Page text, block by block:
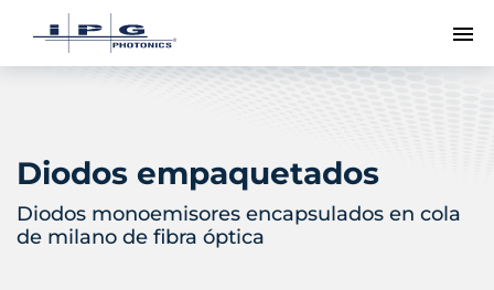
Diodos empaquetados
Diodos monoemisores encapsulados en cola
de milano de fibra óptica